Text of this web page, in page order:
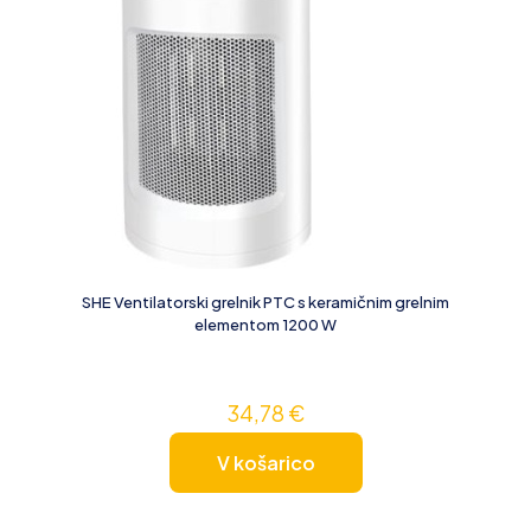
SHE Ventilatorski grelnik PTC s keramičnim grelnim
elementom 1200 W
34,78 €
V košarico